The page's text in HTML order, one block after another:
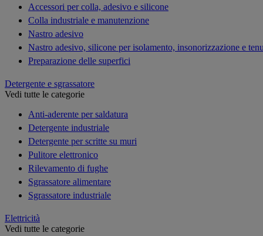
Accessori per colla, adesivo e silicone
Colla industriale e manutenzione
Nastro adesivo
Nastro adesivo, silicone per isolamento, insonorizzazione e
Preparazione delle superfici
Detergente e sgrassatore
Vedi tutte le categorie
Anti-aderente per saldatura
Detergente industriale
Detergente per scritte su muri
Pulitore elettronico
Rilevamento di fughe
Sgrassatore alimentare
Sgrassatore industriale
Elettricità
Vedi tutte le categorie